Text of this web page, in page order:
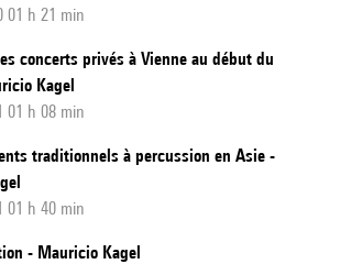
01 h 21 min
concerts privés à Vienne au début du
Kagel
01 h 08 min
traditionnels à percussion en Asie -
01 h 40 min
- Mauricio Kagel